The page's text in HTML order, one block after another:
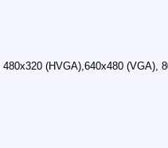
(HVGA),640x480 (VGA),